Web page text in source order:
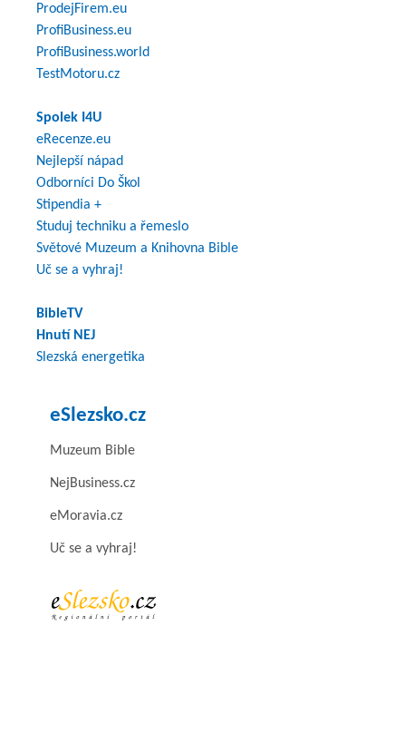
ProdejFirem.eu
ProfiBusiness.eu
ProfiBusiness.world
TestMotoru.cz
Spolek I4U
eRecenze.eu
Nejlepší nápad
Odborníci Do Škol
Stipendia +
Studuj techniku a řemeslo
Světové Muzeum a Knihovna Bible
Uč se a vyhraj!
BibleTV
Hnutí NEJ
Slezská energetika
eSlezsko.cz
Muzeum Bible
NejBusiness.cz
eMoravia.cz
Uč se a vyhraj!